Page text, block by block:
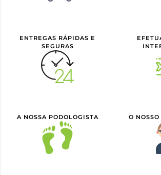
ENTREGAS RÁPIDAS E
SEGURAS
A NOSSA PODOLOGISTA O